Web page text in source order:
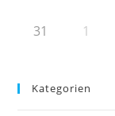
31 1
Kategorien